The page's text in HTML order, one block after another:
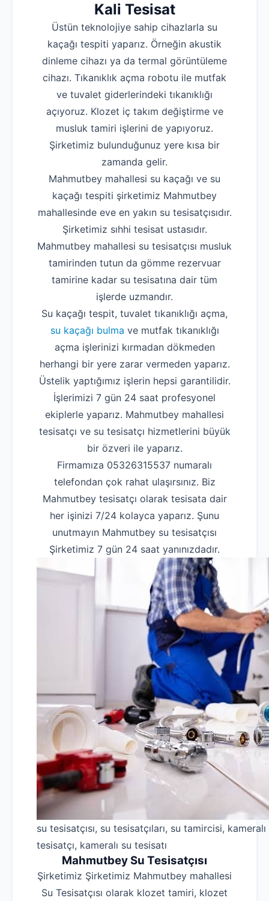
Kali Tesisat
Üstün teknolojiye sahip cihazlarla su
kaçağı tespiti yaparız. Örneğin akustik
dinleme cihazı ya da termal görüntüleme
cihazı. Tıkanıklık açma robotu ile mutfak
ve tuvalet giderlerindeki tıkanıklığı
açıyoruz. Klozet iç takım değiştirme ve
musluk tamiri işlerini de yapıyoruz.
Şirketimiz bulunduğunuz yere kısa bir
zamanda gelir.
Mahmutbey mahallesi su kaçağı ve su
kaçağı tespiti şirketimiz Mahmutbey
mahallesinde eve en yakın su tesisatçısıdır.
Şirketimiz sıhhi tesisat ustasıdır.
Mahmutbey mahallesi su tesisatçısı musluk
tamirinden tutun da gömme rezervuar
tamirine kadar su tesisatına dair tüm
işlerde uzmandır.
Su kaçağı tespit, tuvalet tıkanıklığı açma,
su kaçağı bulma ve mutfak tıkanıklığı
açma işlerinizi kırmadan dökmeden
herhangi bir yere zarar vermeden yaparız.
Üstelik yaptığımız işlerin hepsi garantilidir.
İşlerimizi 7 gün 24 saat profesyonel
ekiplerle yaparız. Mahmutbey mahallesi
tesisatçı ve su tesisatçı hizmetlerini büyük
bir özveri ile yaparız.
Firmamıza 05326315537 numaralı
telefondan çok rahat ulaşırsınız. Biz
Mahmutbey tesisatçı olarak tesisata dair
her işinizi 7/24 kolayca yaparız. Şunu
unutmayın Mahmutbey su tesisatçısı
Şirketimiz 7 gün 24 saat yanınızdadır.
su tesisatçısı, su tesisatçıları, su tamircisi,
tesisatçı, kameralı su tesisatı
Mahmutbey Su Tesisatçısı
Şirketimiz Şirketimiz Mahmutbey mahallesi
Su Tesisatçısı olarak klozet tamiri, klozet